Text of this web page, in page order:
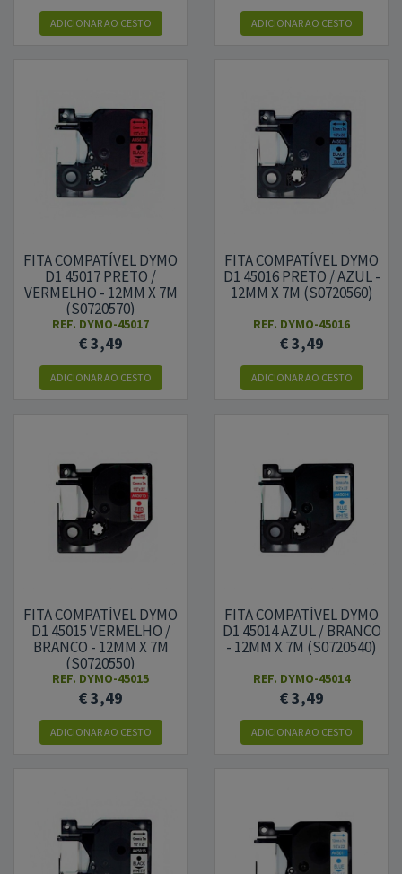
ADICIONARAO CESTO ADICIONARAO CESTO
FITA COMPATÍVEL DYMO
D1 45017 PRETO /
VERMELHO - 12MM X 7M
(S0720570)
REF. DYMO-45017
€ 3,49
ADICIONARAO CESTO
FITA COMPATÍVEL DYMO
D1 45016 PRETO / AZUL -
12MM X 7M (S0720560)
REF. DYMO-45016
€ 3,49
ADICIONARAO CESTO
FITA COMPATÍVEL DYMO
D1 45015 VERMELHO /
BRANCO - 12MM X 7M
(S0720550)
REF. DYMO-45015
€ 3,49
ADICIONARAO CESTO
FITA COMPATÍVEL DYMO
D1 45014 AZUL / BRANCO
- 12MM X 7M (S0720540)
REF. DYMO-45014
€ 3,49
ADICIONARAO CESTO